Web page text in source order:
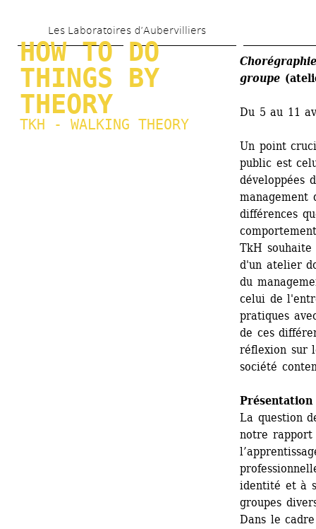
au
contenu
principal
Les Laboratoires d’Aubervilliers
HOW TO DO
THINGS BY
THEORY
TKH - WALKING THEORY
groupe
Du 5 au 11
Un point
public est
développées
management
différences
TkH
d'un atelier
du
celui de
pratiques
de ces
réflexion sur
société
La question
notre
identité et à
groupes
Dans le